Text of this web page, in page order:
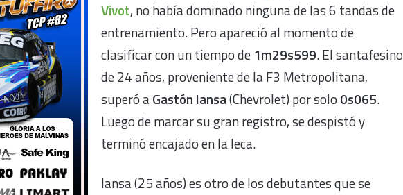
Vivot, no había dominado ninguna de las 6 tandas de
entrenamiento. Pero apareció al momento de
clasificar con un tiempo de 1m29s599. El santafesino
de 24 años, proveniente de la F3 Metropolitana,
superó aGastón Iansa(Chevrolet) por solo 0s065.
Luego de marcar su gran registro, se despistó y
terminó encajado en la leca.
Iansa (25 años) es otro de los debutantes que se